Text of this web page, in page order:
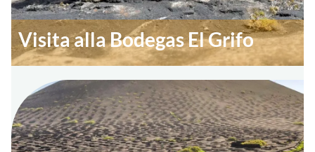
Visita alla Bodegas El Grifo